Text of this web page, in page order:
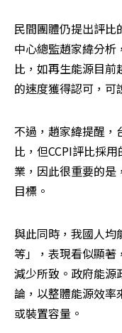
民間團體仍提出評
中心總監趙家緯分
比，如再生能源目
的速度獲得認可，可
不過，趙家緯提醒，
比，但CCPI評比採
業，因此很重要的是
目標。
與此同時，我國人均
等」，表現看似顯著
減少所致。政府能源
論，以整體能源效率
或裝置容量。